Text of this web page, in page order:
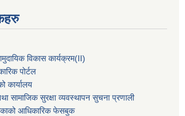
विकास कार्यक्रम(II)
पोर्टल
कार्यालय
सामाजिक सुरक्षा व्यवस्थापन सुचना प्रणाली
आधिकारिक फेसबुक